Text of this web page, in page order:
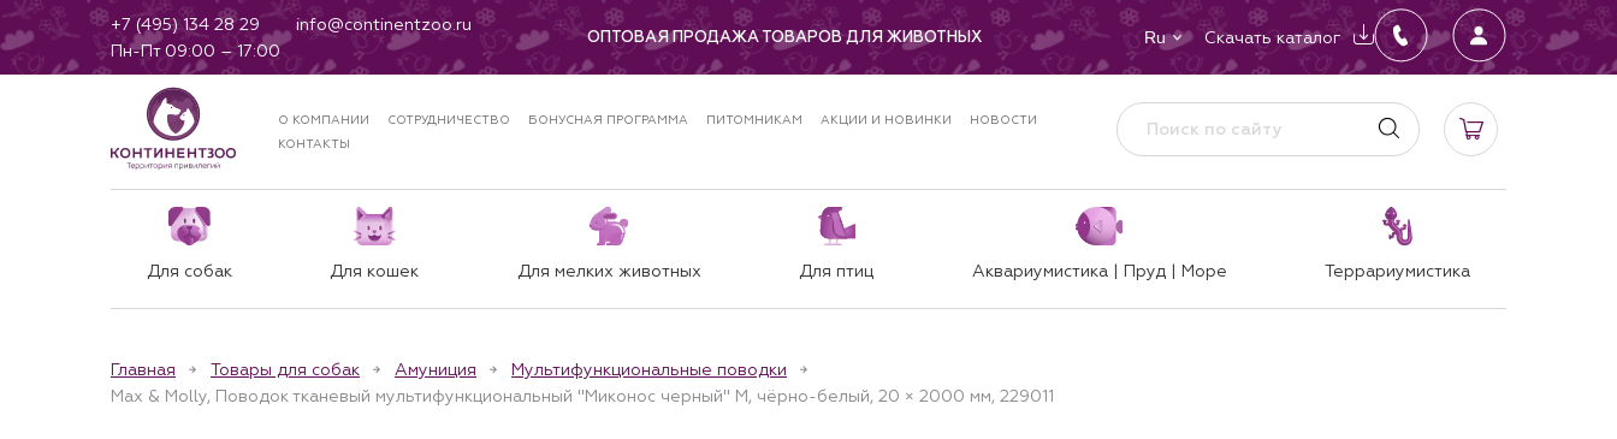
+7 (495) 134 28 29
info@continentzoo.ru
Пн-Пт 09:00 – 17:00
ОПТОВАЯ ПРОДАЖА ТОВАРОВ ДЛЯ ЖИВОТНЫХ Ru Скачать каталог
О КОМПАНИИ СОТРУДНИЧЕСТВО БОНУСНАЯ ПРОГРАММА ПИТОМНИКАМ АКЦИИ И НОВИНКИ
НОВОСТИ
КОНТАКТЫ
Для собак Для кошек Для мелких животных Для птиц Аквариумистика | Пруд | Море Террариумистика
Главная Товары для собак Амуниция
Мультифункциональные поводки
Max & Molly, Поводок тканевый мультифункциональный "Миконос черный" M, чёрно-белый, 20 × 2000 мм, 229011